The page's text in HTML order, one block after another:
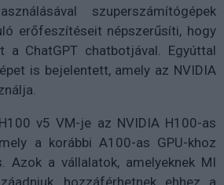
szuperszámítógépek
erőfeszítéseit népszerűsíti, hogy
a ChatGPT chatbotjával. Egyúttal
is bejelentett, amely az NVIDIA
v5 VM-je az NVIDIA H100-as
a korábbi A100-as GPU-khoz
Azok a vállalatok, amelyeknek MI
hozzáférhetnek ehhez a